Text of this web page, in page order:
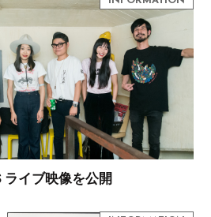
ライブ映像を公開